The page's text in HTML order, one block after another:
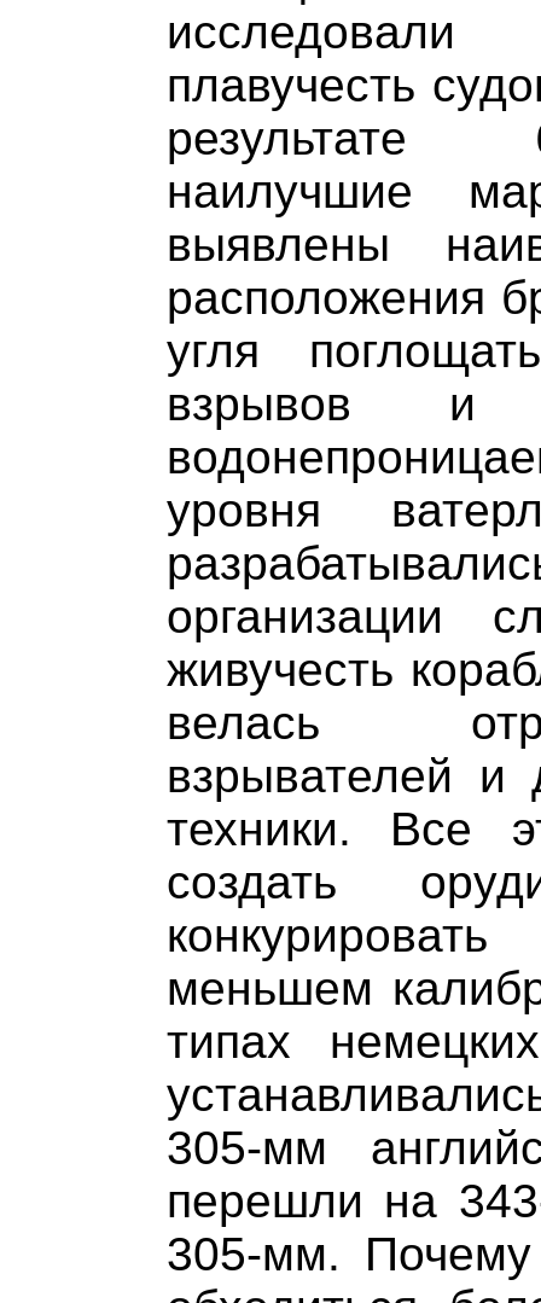
плавучесть
результате
наилучшие
выявлены
расположения
угля
взрывов и
уровня
организации
живучесть
велась
взрывателей и
техники. Все
создать
меньшем
типах
305-мм
перешли на
305-мм.